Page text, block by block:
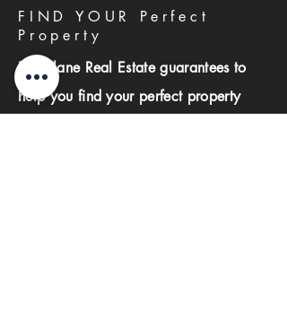
FIND YOUR Perfect
Property
Investlane Real Estate guarantees to
help you find your perfect property